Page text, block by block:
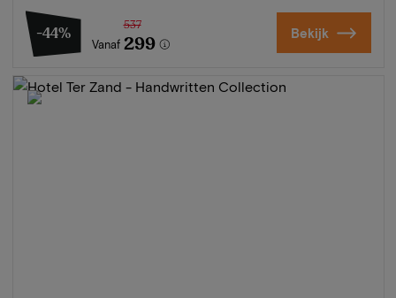
-44%
Vanaf
537
299 Bekijk